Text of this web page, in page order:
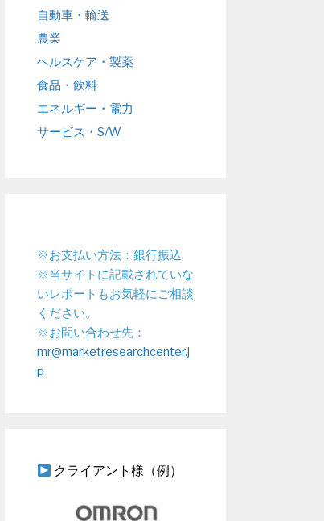
自動車・輸送
農業
ヘルスケア・製薬
食品・飲料
エネルギー・電力
サービス・S/W
※お支払い方法：銀行振込
※当サイトに記載されていな
いレポートもお気軽にご相談
ください。
※お問い合わせ先：
mr@marketresearchcenter.j
p
クライアント様（例）